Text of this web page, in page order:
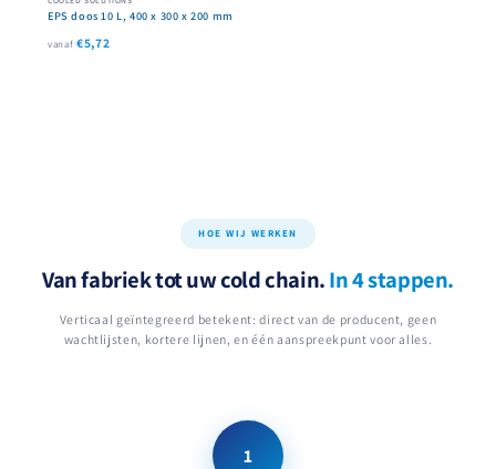
EPS doos 10 L, 400 x 300 x 200 mm
vanaf €5,72
HOE WIJ WERKEN
Van fabriek tot uw cold chain.In 4 stappen.
Verticaal geïntegreerd betekent: direct van de producent, geen
wachtlijsten, kortere lijnen, en één aanspreekpunt voor alles.
1